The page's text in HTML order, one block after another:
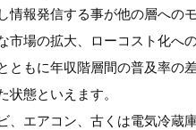
情報発信する事が他の層への
市場の拡大、ローコスト化へ
ともに年収階層間の普及率の
状態といえます。
、エアコン、古くは電気冷蔵